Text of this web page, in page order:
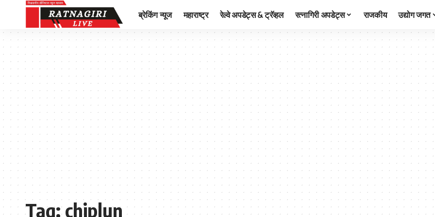
ब्रेकिंग न्यूज महाराष्ट्र रेल्वे अपडेट्स & ट्रॅव्हल रत्नागिरी अपडेट्स राजकीय उद्योग जगत
Tag:chiplun